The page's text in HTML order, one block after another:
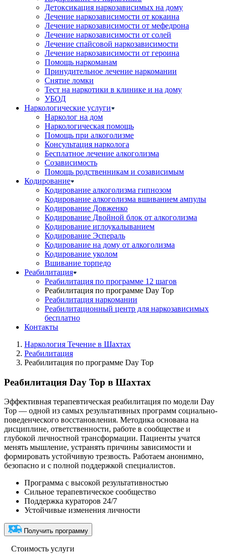
Детоксикация наркозависимых на дому
Лечение наркозависимости от кокаина
Лечение наркозависимости от мефедрона
Лечение наркозависимости от солей
Лечение спайсовой наркозависимости
Лечение наркозависимости от героина
Помощь наркоманам
Принудительное лечение наркомании
Снятие ломки
Тест на наркотики в клинике и на дому
УБОД
Наркологические услуги
Нарколог на дом
Наркологическая помощь
Помощь при алкоголизме
Консультация нарколога
Бесплатное лечение алкоголизма
Созависимость
Помощь родственникам и созависимым
Кодирование
Кодирование алкоголизма гипнозом
Кодирование алкоголизма вшиванием ампулы
Кодирование Довженко
Кодирование Двойной блок от алкоголизма
Кодирование иглоукалыванием
Кодирование Эспераль
Кодирование на дому от алкоголизма
Кодирование уколом
Вшивание торпедо
Реабилитация
Реабилитация по программе 12 шагов
Реабилитация по программе Day Top
Реабилитация наркомании
Реабилитационный центр для наркозависимых
бесплатно
Контакты
Наркология Течение в Шахтах
Реабилитация
Реабилитация по программе Day Top
Реабилитация Day Top в Шахтах
Эффективная терапевтическая реабилитация по модели Day
Top — одной из самых результативных программ социально-
поведенческого восстановления. Методика основана на
дисциплине, ответственности, работе в сообществе и
глубокой личностной трансформации. Пациенты учатся
менять мышление, устранять причины зависимости и
формировать устойчивую трезвость. Работаем анонимно,
безопасно и с полной поддержкой специалистов.
Программа с высокой результативностью
Сильное терапевтическое сообщество
Поддержка кураторов 24/7
Устойчивые изменения личности
Получить программу
Стоимость услуги